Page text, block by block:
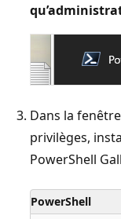
Dans la
privilèges,
PowerShell
PowerShell